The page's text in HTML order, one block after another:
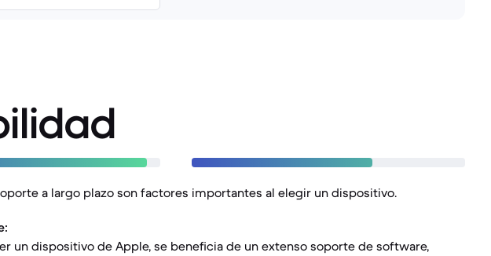
a largo plazo son factores importantes al elegir un dispositivo.
un dispositivo de Apple, se beneficia de un extenso soporte de software,